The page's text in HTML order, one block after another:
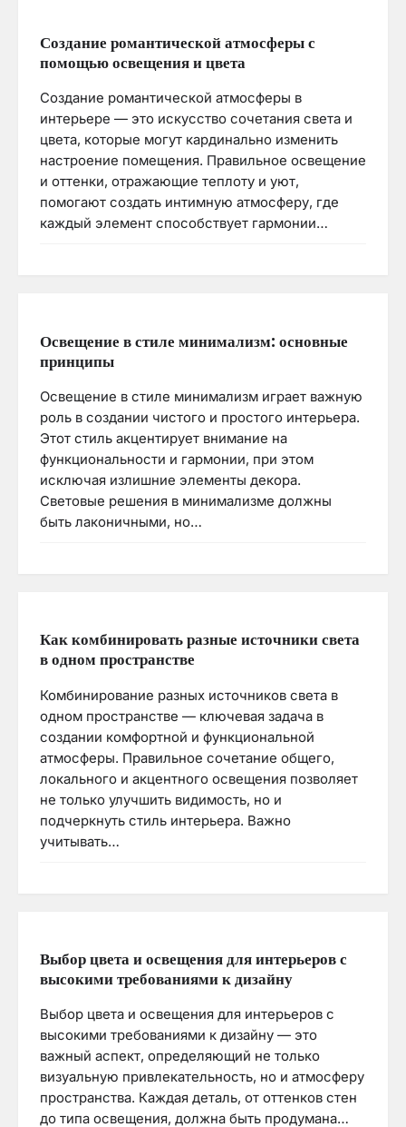
Создание романтической атмосферы с
помощью освещения и цвета
Создание романтической атмосферы в
интерьере — это искусство сочетания света и
цвета, которые могут кардинально изменить
настроение помещения. Правильное освещение
и оттенки, отражающие теплоту и уют,
помогают создать интимную атмосферу, где
каждый элемент способствует гармонии…
Освещение в стиле минимализм: основные
принципы
Освещение в стиле минимализм играет важную
роль в создании чистого и простого интерьера.
Этот стиль акцентирует внимание на
функциональности и гармонии, при этом
исключая излишние элементы декора.
Световые решения в минимализме должны
быть лаконичными, но…
Как комбинировать разные источники света
в одном пространстве
Комбинирование разных источников света в
одном пространстве — ключевая задача в
создании комфортной и функциональной
атмосферы. Правильное сочетание общего,
локального и акцентного освещения позволяет
не только улучшить видимость, но и
подчеркнуть стиль интерьера. Важно
учитывать…
Выбор цвета и освещения для интерьеров с
высокими требованиями к дизайну
Выбор цвета и освещения для интерьеров с
высокими требованиями к дизайну — это
важный аспект, определяющий не только
визуальную привлекательность, но и атмосферу
пространства. Каждая деталь, от оттенков стен
до типа освещения, должна быть продумана…